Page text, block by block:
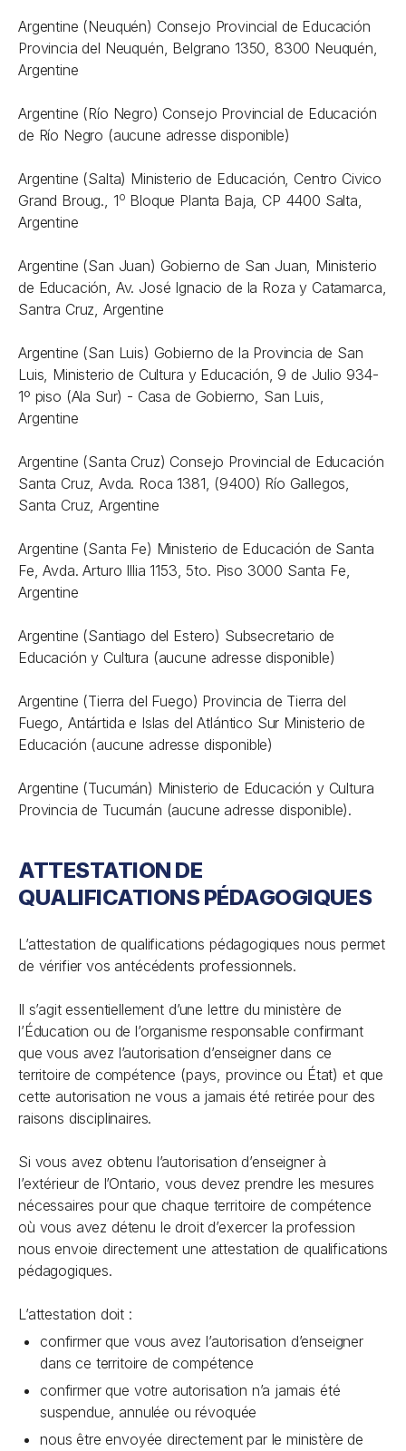
Argentine (Neuquén) Consejo Provincial de Educación
Provincia del Neuquén, Belgrano 1350, 8300 Neuquén,
Argentine
Argentine (Río Negro) Consejo Provincial de Educación
de Río Negro (aucune adresse disponible)
Argentine (Salta) Ministerio de Educación, Centro Civico
Grand Broug., 1o Bloque Planta Baja, CP 4400 Salta,
Argentine
Argentine (San Juan) Gobierno de San Juan, Ministerio
de Educación, Av. José Ignacio de la Roza y Catamarca,
Santra Cruz, Argentine
Argentine (San Luis) Gobierno de la Provincia de San
Luis, Ministerio de Cultura y Educación, 9 de Julio 934-
1º piso (Ala Sur) - Casa de Gobierno, San Luis,
Argentine
Argentine (Santa Cruz) Consejo Provincial de Educación
Santa Cruz, Avda. Roca 1381, (9400) Río Gallegos,
Santa Cruz, Argentine
Argentine (Santa Fe) Ministerio de Educación de Santa
Fe, Avda. Arturo Illia 1153, 5to. Piso 3000 Santa Fe,
Argentine
Argentine (Santiago del Estero) Subsecretario de
Educación y Cultura (aucune adresse disponible)
Argentine (Tierra del Fuego) Provincia de Tierra del
Fuego, Antártida e Islas del Atlántico Sur Ministerio de
Educación (aucune adresse disponible)
Argentine (Tucumán) Ministerio de Educación y Cultura
Provincia de Tucumán (aucune adresse disponible).
ATTESTATION DE
QUALIFICATIONS PÉDAGOGIQUES
L’attestation de qualifications pédagogiques nous permet
de vérifier vos antécédents professionnels.
Il s’agit essentiellement d’une lettre du ministère de
l’Éducation ou de l’organisme responsable confirmant
que vous avez l’autorisation d’enseigner dans ce
territoire de compétence (pays, province ou État) et que
cette autorisation ne vous a jamais été retirée pour des
raisons disciplinaires.
Si vous avez obtenu l’autorisation d’enseigner à
l’extérieur de l’Ontario, vous devez prendre les mesures
nécessaires pour que chaque territoire de compétence
où vous avez détenu le droit d’exercer la profession
nous envoie directement une attestation de qualifications
pédagogiques.
L’attestation doit :
confirmer que vous avez l’autorisation d’enseigner
dans ce territoire de compétence
confirmer que votre autorisation n’a jamais été
suspendue, annulée ou révoquée
nous être envoyée directement par le ministère de